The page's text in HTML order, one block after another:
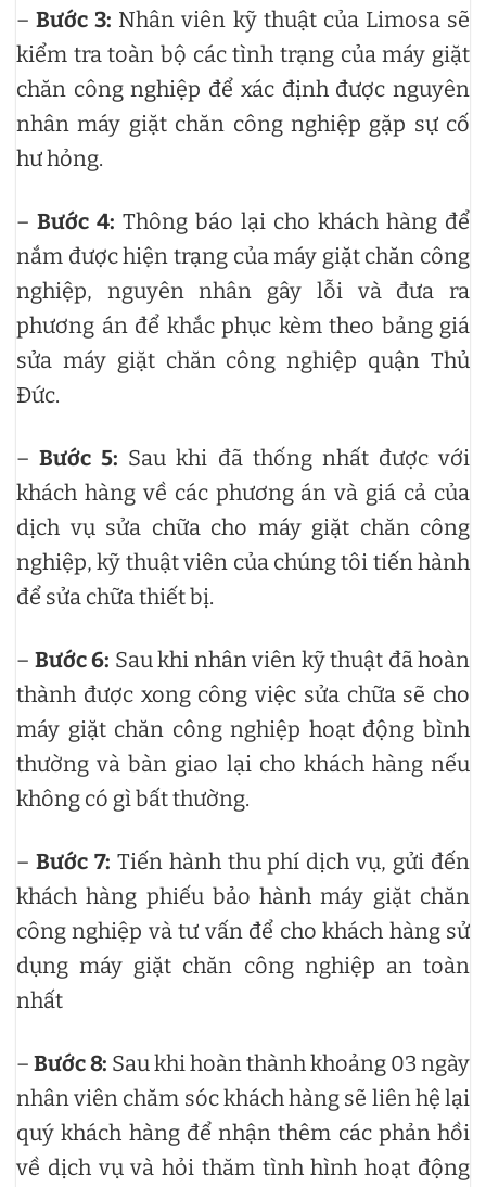
–Bước 3: Nhân viên kỹ thuật của Limosa sẽ
kiểm tra toàn bộ các tình trạng của máy giặt
chăn công nghiệp để xác định được nguyên
nhân máy giặt chăn công nghiệp gặp sự cố
hư hỏng.
– Bước 4: Thông báo lại cho khách hàng để
nắm được hiện trạng của máy giặt chăn công
nghiệp, nguyên nhân gây lỗi và đưa ra
phương án để khắc phục kèm theo bảng giá
sửa máy giặt chăn công nghiệp quận Thủ
Đức.
–Bước 5: Sau khi đã thống nhất được với
khách hàng về các phương án và giá cả của
dịch vụ sửa chữa cho máy giặt chăn công
nghiệp, kỹ thuật viên của chúng tôi tiến hành
để sửa chữa thiết bị.
– Bước 6: Sau khi nhân viên kỹ thuật đã hoàn
thành được xong công việc sửa chữa sẽ cho
máy giặt chăn công nghiệp hoạt động bình
thường và bàn giao lại cho khách hàng nếu
không có gì bất thường.
– Bước 7: Tiến hành thu phí dịch vụ, gửi đến
khách hàng phiếu bảo hành máy giặt chăn
công nghiệp và tư vấn để cho khách hàng sử
dụng máy giặt chăn công nghiệp an toàn
nhất
– Bước 8: Sau khi hoàn thành khoảng 03 ngày
nhân viên chăm sóc khách hàng sẽ liên hệ lại
quý khách hàng để nhận thêm các phản hồi
về dịch vụ và hỏi thăm tình hình hoạt động